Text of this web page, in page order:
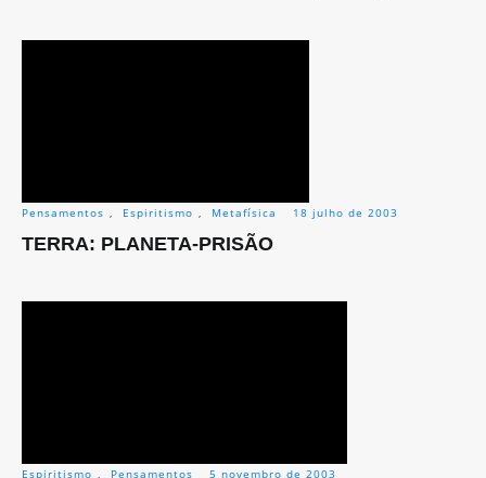
Pensamentos Espiritismo Metafísica 18 julho de 2003
TERRA: PLANETA-PRISÃO
Espiritismo Pensamentos 5 novembro de 2003